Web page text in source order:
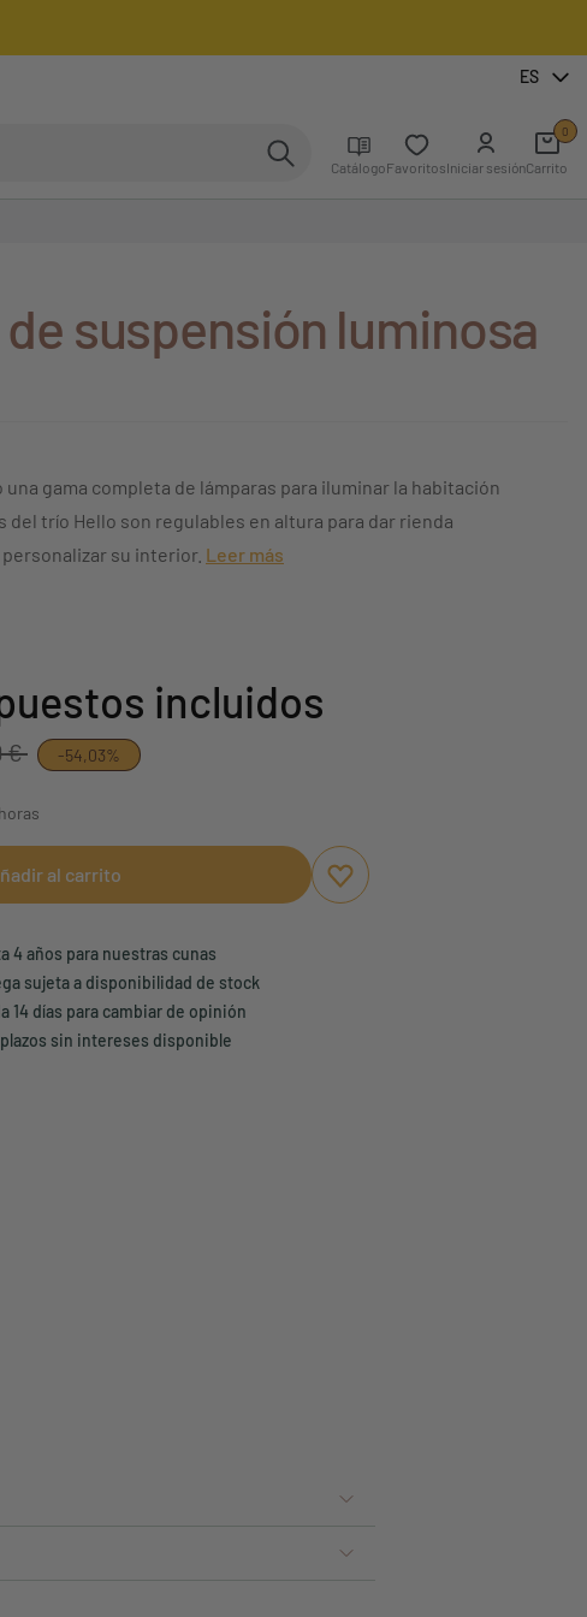
ES
CatálogoFavoritosIniciar sesiónCarrito
0
suspensión luminosa
gama completa de lámparas para iluminar la habitación
del trío Hello son regulables en altura para dar rienda
su interior. Leer más
incluidos
€ -54,03%
al carrito
Aggiungi ai preferiti
borrar favoritos
4 años para nuestras cunas
sujeta a disponibilidad de stock
14 días para cambiar de opinión
sin intereses disponible